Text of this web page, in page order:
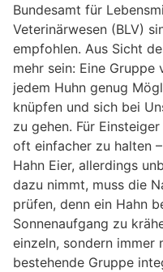
Bundesamt für
Veterinärwesen (BLV)
empfohlen. Aus Sicht
mehr sein: Eine
jedem Huhn genug
knüpfen und sich bei
zu gehen. Für
oft einfacher zu halten
Hahn Eier, allerdings
dazu nimmt, muss die
prüfen, denn ein Hahn
Sonnenaufgang zu
einzeln, sondern immer
bestehende Gruppe